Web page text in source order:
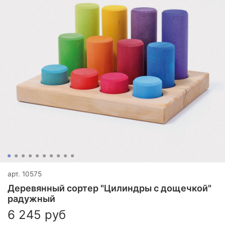
арт. 10575
Деревянный сортер "Цилиндры с дощечкой"
радужный
6 245 руб